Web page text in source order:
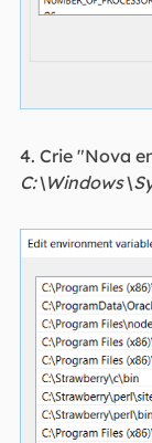
4. Crie "Nova